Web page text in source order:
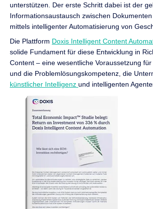
unterstützen. Der erste Schritt dabei ist der
Informationsaustausch zwischen
mittels intelligenter Automatisierung von
Die Plattform Doxis Intelligent Content
solide Fundament für diese Entwicklung in
Content – eine wesentliche Voraussetzung
und die Problemlösungskompetenz, die
künstlicher Intelligenz und intelligenten